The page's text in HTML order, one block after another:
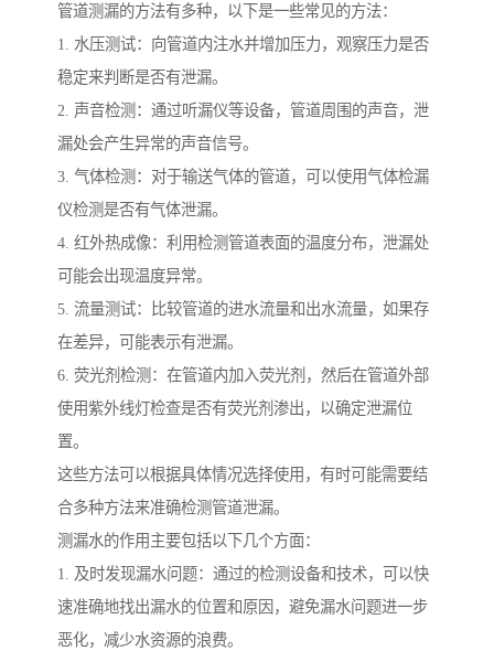
管道测漏的方法有多种，以下是一些常见的方法：
1. 水压测试：向管道内注水并增加压力，观察压力是否
稳定来判断是否有泄漏。
2. 声音检测：通过听漏仪等设备，管道周围的声音，泄
漏处会产生异常的声音信号。
3. 气体检测：对于输送气体的管道，可以使用气体检漏
仪检测是否有气体泄漏。
4. 红外热成像：利用检测管道表面的温度分布，泄漏处
可能会出现温度异常。
5. 流量测试：比较管道的进水流量和出水流量，如果存
在差异，可能表示有泄漏。
6. 荧光剂检测：在管道内加入荧光剂，然后在管道外部
使用紫外线灯检查是否有荧光剂渗出，以确定泄漏位
置。
这些方法可以根据具体情况选择使用，有时可能需要结
合多种方法来准确检测管道泄漏。
测漏水的作用主要包括以下几个方面：
1. 及时发现漏水问题：通过的检测设备和技术，可以快
速准确地找出漏水的位置和原因，避免漏水问题进一步
恶化，减少水资源的浪费。